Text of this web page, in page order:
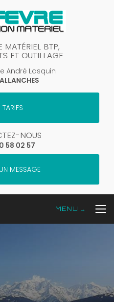
BTP,
ET OUTILLAGE
André Lasquin
NOUS
58 02 57
MESSAGE